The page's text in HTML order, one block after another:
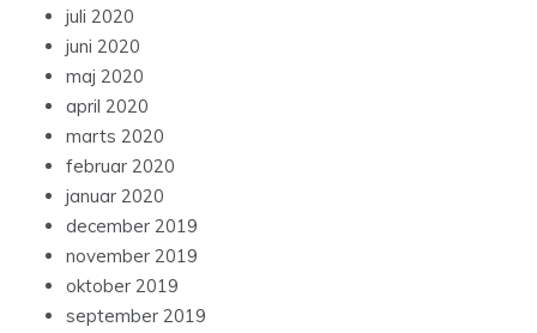
juli 2020
juni 2020
maj 2020
april 2020
marts 2020
februar 2020
januar 2020
december 2019
november 2019
oktober 2019
september 2019